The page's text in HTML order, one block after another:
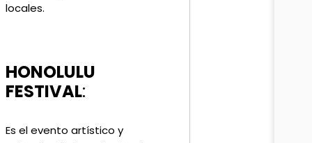
locales.
HONOLULU
FESTIVAL:
Es el evento artístico y